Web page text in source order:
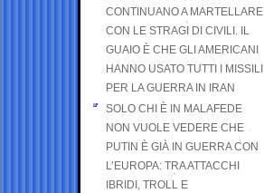
CONTINUANO A MARTELLARE
CON LE STRAGI DI CIVILI. IL
GUAIO È CHE GLI AMERICANI
HANNO USATO TUTTI I MISSILI
PER LA GUERRA IN IRAN
SOLO CHI È IN MALAFEDE
NON VUOLE VEDERE CHE
PUTIN È GIÀ IN GUERRA CON
L’EUROPA: TRA ATTACCHI
IBRIDI, TROLL E